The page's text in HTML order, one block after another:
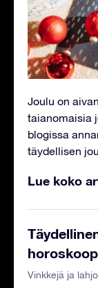
Joulu on
taianomaisia
blogissa
täydellisen
Lue koko
Vinkkejä ja